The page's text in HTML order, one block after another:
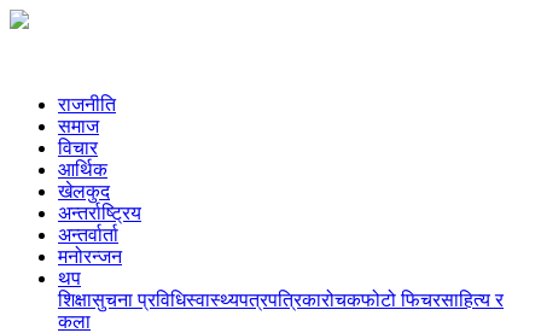
राजनीति
समाज
विचार
आर्थिक
खेलकुद
अन्तर्राष्ट्रिय
अन्तर्वार्ता
मनोरन्जन
थप
शिक्षासुचना प्रविधिस्वास्थ्यपत्रपत्रिकारोचकफोटो फिचरसाहित्य र
कला